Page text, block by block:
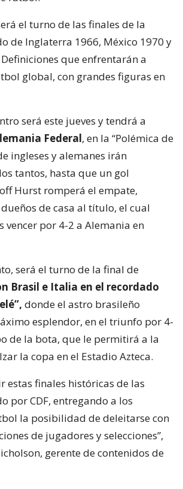
el turno de las finales de la
de Inglaterra 1966, México 1970 y
que enfrentarán a
global, con grandes figuras en
será este jueves y tendrá a
Federal, en la “Polémica de
ingleses y alemanes irán
tantos, hasta que un gol
Hurst romperá el empate,
de casa al título, el cual
vencer por 4-2 a Alemania en
será el turno de la final de
Brasil e Italia en el recordado
donde el astro brasileño
esplendor, en el triunfo por 4-
de la bota, que le permitirá a la
la copa en el Estadio Azteca.
estas finales históricas de las
por CDF, entregando a los
la posibilidad de deleitarse con
de jugadores y selecciones”,
gerente de contenidos de